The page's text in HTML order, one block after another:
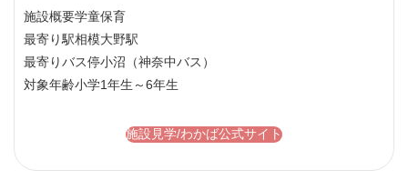
施設概要学童保育
最寄り駅相模大野駅
最寄りバス停小沼（神奈中バス）
対象年齢小学1年生～6年生
施設見学/わかば公式サイト